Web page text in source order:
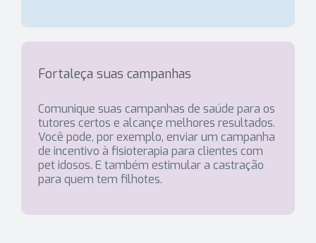
Fortaleça suas campanhas
Comunique suas campanhas de saúde para os
tutores certos e alcançe melhores resultados.
Você pode, por exemplo, enviar um campanha
de incentivo à fisioterapia para clientes com
pet idosos. E também estimular a castração
para quem tem filhotes.